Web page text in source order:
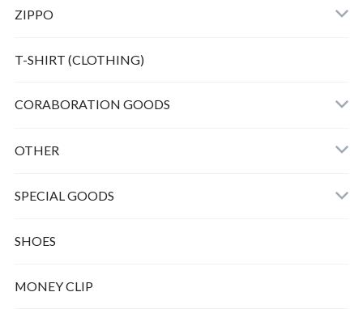
Bunny peanuts + Chain
ZIPPO
T-SHIRT (CLOTHING)
CORABORATION GOODS
OTHER
SPECIAL GOODS
SHOES
MONEY CLIP